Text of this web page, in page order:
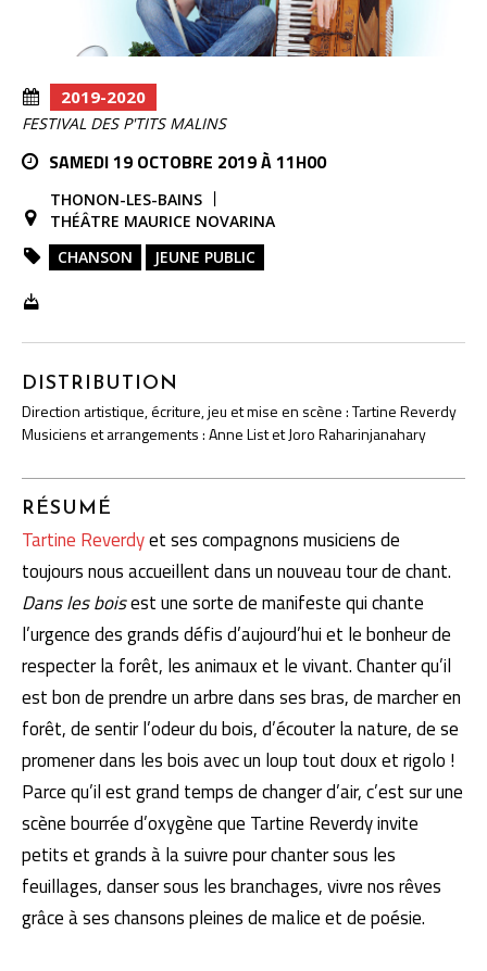
2019-2020
FESTIVAL DES P'TITS MALINS
SAMEDI 19 OCTOBRE 2019 À 11H00
THONON-LES-BAINS
THÉÂTRE MAURICE NOVARINA
CHANSON
JEUNE PUBLIC
DISTRIBUTION
Direction artistique, écriture, jeu et mise en scène : Tartine Reverdy
Musiciens et arrangements : Anne List et Joro Raharinjanahary
RÉSUMÉ
Tartine Reverdyet ses compagnons musiciens de
toujours nous accueillent dans un nouveau tour de chant.
Dans les boisest une sorte de manifeste qui chante
l’urgence des grands défis d’aujourd’hui et le bonheur de
respecter la forêt, les animaux et le vivant. Chanter qu’il
est bon de prendre un arbre dans ses bras, de marcher en
forêt, de sentir l’odeur du bois, d’écouter la nature, de se
promener dans les bois avec un loup tout doux et rigolo !
Parce qu’il est grand temps de changer d’air, c’est sur une
scène bourrée d’oxygène que Tartine Reverdy invite
petits et grands à la suivre pour chanter sous les
feuillages, danser sous les branchages, vivre nos rêves
grâce à ses chansons pleines de malice et de poésie.